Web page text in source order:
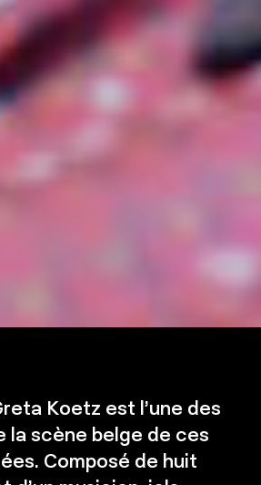
Koetz est l’une des
la scène belge de ces
Composé de huit